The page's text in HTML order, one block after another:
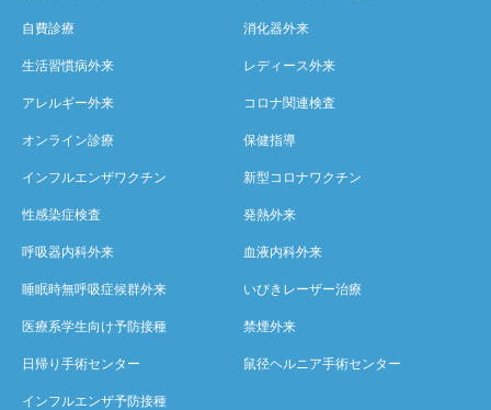
自費診療 消化器外来
生活習慣病外来 レディース外来
アレルギー外来 コロナ関連検査
オンライン診療 保健指導
インフルエンザワクチン 新型コロナワクチン
性感染症検査 発熱外来
呼吸器内科外来 血液内科外来
睡眠時無呼吸症候群外来 いびきレーザー治療
医療系学生向け予防接種 禁煙外来
日帰り手術センター 鼠径ヘルニア手術センター
インフルエンザ予防接種